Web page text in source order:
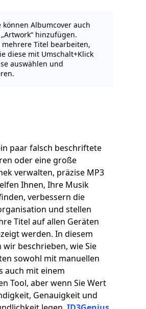
können Albumcover auch
hinzufügen.
mehrere Titel bearbeiten,
diese mit Umschalt+Klick
auswählen und
paar falsch beschriftete
oder eine große
verwalten, präzise MP3
Ihnen, Ihre Musik
verbessern die
und stellen
Titel auf allen Geräten
werden. In diesem
beschrieben, wie Sie
sowohl mit manuellen
auch mit einem
Tool, aber wenn Sie Wert
Genauigkeit und